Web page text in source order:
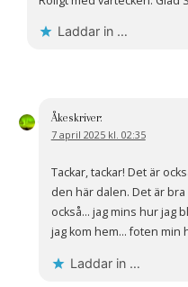
Laddar in …
Åkeskriver:
7 april 2025 kl. 02:35
Tackar, tackar! Det är
den här dalen. Det är
också… jag mins hur jag
jag kom hem… foten min
Laddar in …